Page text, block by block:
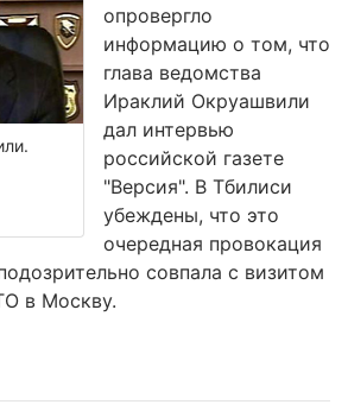
опровергло
информацию о том, что
глава ведомства
Ираклий Окруашвили
дал интервью
российской газете
"Версия". В Тбилиси
убеждены, что это
очередная провокация
совпала с визитом
в Москву.